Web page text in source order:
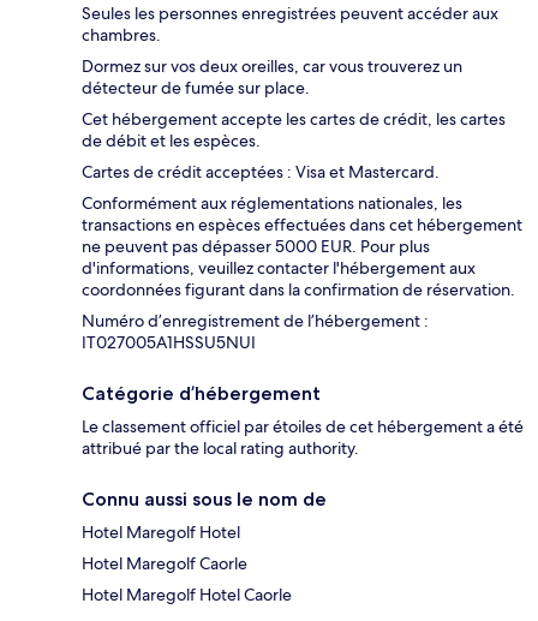
Seules les personnes enregistrées peuvent accéder aux
chambres.
Dormez sur vos deux oreilles, car vous trouverez un
détecteur de fumée sur place.
Cet hébergement accepte les cartes de crédit, les cartes
de débit et les espèces.
Cartes de crédit acceptées : Visa et Mastercard.
Conformément aux réglementations nationales, les
transactions en espèces effectuées dans cet hébergement
ne peuvent pas dépasser 5000 EUR. Pour plus
d'informations, veuillez contacter l'hébergement aux
coordonnées figurant dans la confirmation de réservation.
Numéro d’enregistrement de l’hébergement :
IT027005A1HSSU5NUI
Catégorie d’hébergement
Le classement officiel par étoiles de cet hébergement a été
attribué par the local rating authority.
Connu aussi sous le nom de
Hotel Maregolf Hotel
Hotel Maregolf Caorle
Hotel Maregolf Hotel Caorle